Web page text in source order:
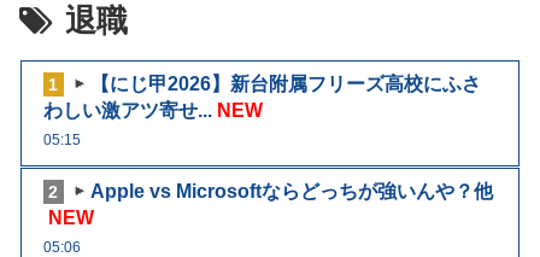
退職
1
【にじ甲2026】新台附属フリーズ高校にふさ
わしい激アツ寄せ... NEW
05:15
2
Apple vs Microsoftならどっちが強いんや？他
NEW
05:06